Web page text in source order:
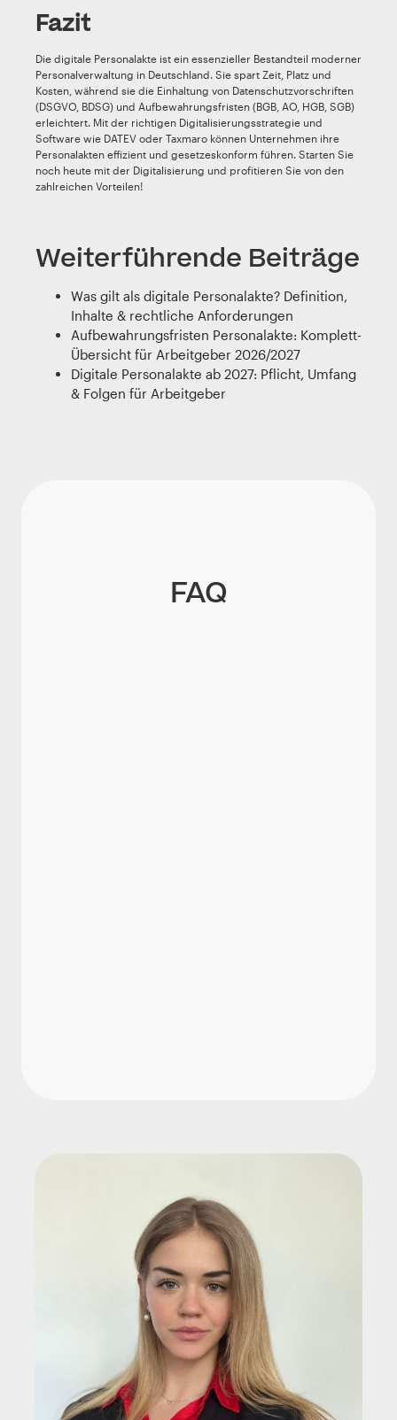
Fazit
Die digitale Personalakte ist ein essenzieller Bestandteil moderner
Personalverwaltung in Deutschland. Sie spart Zeit, Platz und
Kosten, während sie die Einhaltung von Datenschutzvorschriften
(DSGVO, BDSG) und Aufbewahrungsfristen (BGB, AO, HGB, SGB)
erleichtert. Mit der richtigen Digitalisierungsstrategie und
Software wie DATEV oder Taxmaro können Unternehmen ihre
Personalakten effizient und gesetzeskonform führen. Starten Sie
noch heute mit der Digitalisierung und profitieren Sie von den
zahlreichen Vorteilen!
Weiterführende Beiträge
Was gilt als digitale Personalakte? Definition,
Inhalte & rechtliche Anforderungen
Aufbewahrungsfristen Personalakte: Komplett-
Übersicht für Arbeitgeber 2026/2027
Digitale Personalakte ab 2027: Pflicht, Umfang
& Folgen für Arbeitgeber
FAQ